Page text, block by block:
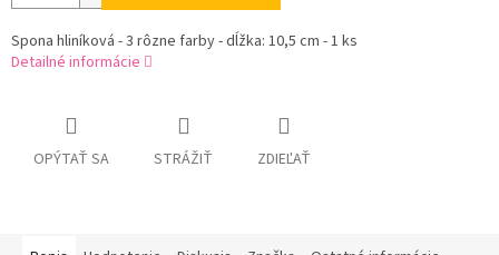
Spona hliníková - 3 rôzne farby - dĺžka: 10,5 cm - 1 ks
Detailné informácie
OPÝTAŤ SA STRÁŽIŤ ZDIEĽAŤ